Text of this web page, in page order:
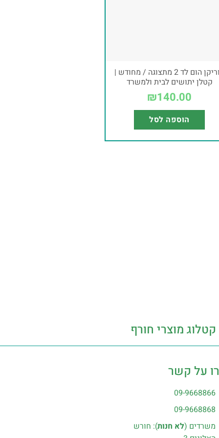
הוריקן הום לד 2 מתצוגה / מחודש |
קטלן יתושים לבית ולמשרד
₪140.00
הוספה לסל
קטלוג מוצרי חורף
על קשר
09-9668866
09-9668868
משרדים (לא חנות): חורש